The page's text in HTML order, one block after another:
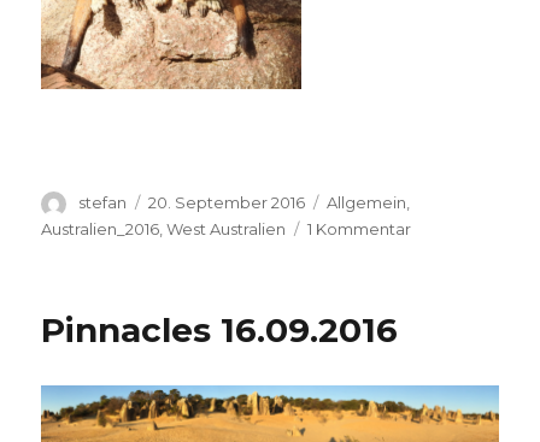
Autor
stefan
Veröffentlicht
am
20. September 2016 Kategorien
Allgemein,
Australien_2016 ,West Australien 1 Kommentarzu
Pinnacles 16.09.2016